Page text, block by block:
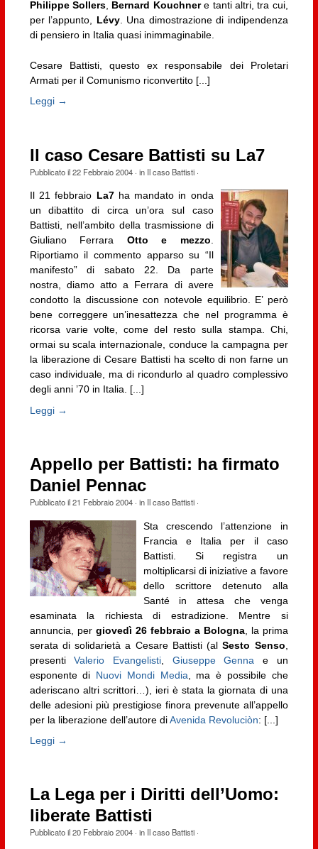
Philippe Sollers Bernard Kouchnere tanti altri, tra cui,
per l’appunto, Lévy. Una dimostrazione di indipendenza
di pensiero in Italia quasi inimmaginabile.
Cesare Battisti, questo ex responsabile dei Proletari
Armati per il Comunismo riconvertito [...]
Leggi →
Il caso Cesare Battisti su La7
Pubblicato il22 Febbraio 2004· in Il caso Battisti·
Il 21 febbraio La7ha mandato in onda
un dibattito di circa un’ora sul caso
Battisti, nell’ambito della trasmissione di
Giuliano Ferrara Otto e mezzo.
Riportiamo il commento apparso su “Il
manifesto” di sabato 22. Da parte
nostra, diamo atto a Ferrara di avere
condotto la discussione con notevole equilibrio. E’ però
bene correggere un’inesattezza che nel programma è
ricorsa varie volte, come del resto sulla stampa. Chi,
ormai su scala internazionale, conduce la campagna per
la liberazione di Cesare Battisti ha scelto di non farne un
caso individuale, ma di ricondurlo al quadro complessivo
degli anni ’70 in Italia. [...]
Leggi →
Appello per Battisti: ha firmato
Daniel Pennac
Pubblicato il21 Febbraio 2004· in Il caso Battisti·
Sta crescendo l’attenzione in
Francia e Italia per il caso
Battisti. Si registra un
moltiplicarsi di iniziative a favore
dello scrittore detenuto alla
Santé in attesa che venga
esaminata la richiesta di estradizione. Mentre si
annuncia, per giovedì 26 febbraio a Bologna, la prima
serata di solidarietà a Cesare Battisti (alSesto Senso
presentiValerio Evangelisti Giuseppe Gennae un
esponente di Nuovi Mondi Media , ma è possibile che
aderiscano altri scrittori…), ieri è stata la giornata di una
delle adesioni più prestigiose finora prevenute all’appello
per la liberazione dell’autore diAvenida Revoluciòn: [...]
Leggi →
La Lega per i Diritti dell’Uomo:
liberate Battisti
Pubblicato il20 Febbraio 2004· in Il caso Battisti·